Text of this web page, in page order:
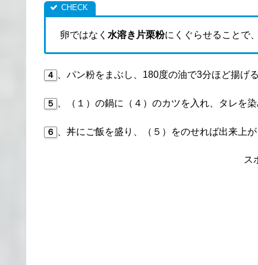
卵ではなく 水溶き片栗粉にくぐらせることで
４ 、パン粉をまぶし、180度の油で3分ほど揚げる
５ 、（１）の鍋に（４）のカツを入れ、タレを染
６ 、丼にご飯を盛り、（５）をのせれば出来上が
ス